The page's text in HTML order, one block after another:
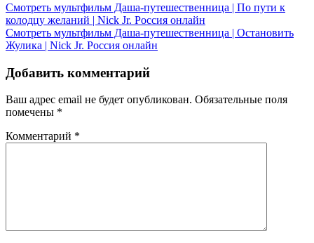
Навигация
по
записям
Смотреть мультфильм Даша-путешественница | По пути к
колодцу желаний | Nick Jr. Россия онлайн
Смотреть мультфильм Даша-путешественница | Остановить
Жулика | Nick Jr. Россия онлайн
Добавить комментарий
Ваш адрес email не будет опубликован. Обязательные поля
помечены *
Комментарий *